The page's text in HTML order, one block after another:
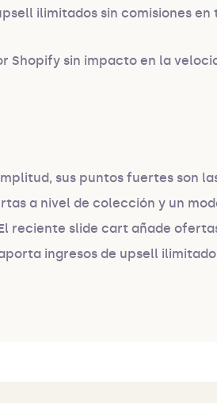
ilimitados sin comisiones en
Shopify sin impacto en la
sus puntos fuertes son
a nivel de colección y un
reciente slide cart añade
ingresos de upsell